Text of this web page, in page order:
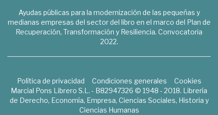
Ayudas públicas para la modernización de las pequeñas y
medianas empresas del sector del libro en el marco del Plan de
Recuperación, Transformación y Resiliencia. Convocatoria
2022.
Política de privacidad Condiciones generales
Cookies
Marcial Pons Librero S.L. - B82947326 © 1948 - 2018. Librería
de Derecho, Economía, Empresa, Ciencias Sociales, Historia y
Ciencias Humanas